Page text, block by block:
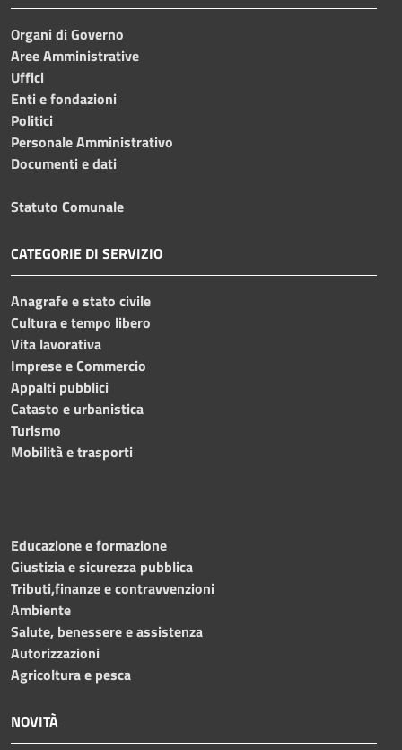
Organi di Governo
Aree Amministrative
Uffici
Enti e fondazioni
Politici
Personale Amministrativo
Documenti e dati
Statuto Comunale
CATEGORIE DI SERVIZIO
Anagrafe e stato civile
Cultura e tempo libero
Vita lavorativa
Imprese e Commercio
Appalti pubblici
Catasto e urbanistica
Turismo
Mobilità e trasporti
Educazione e formazione
Giustizia e sicurezza pubblica
Tributi,finanze e contravvenzioni
Ambiente
Salute, benessere e assistenza
Autorizzazioni
Agricoltura e pesca
NOVITÀ